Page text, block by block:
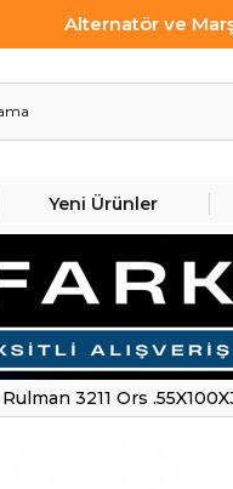
Alternatör ve
Yeni Ürünler
Rulman 3211 Ors